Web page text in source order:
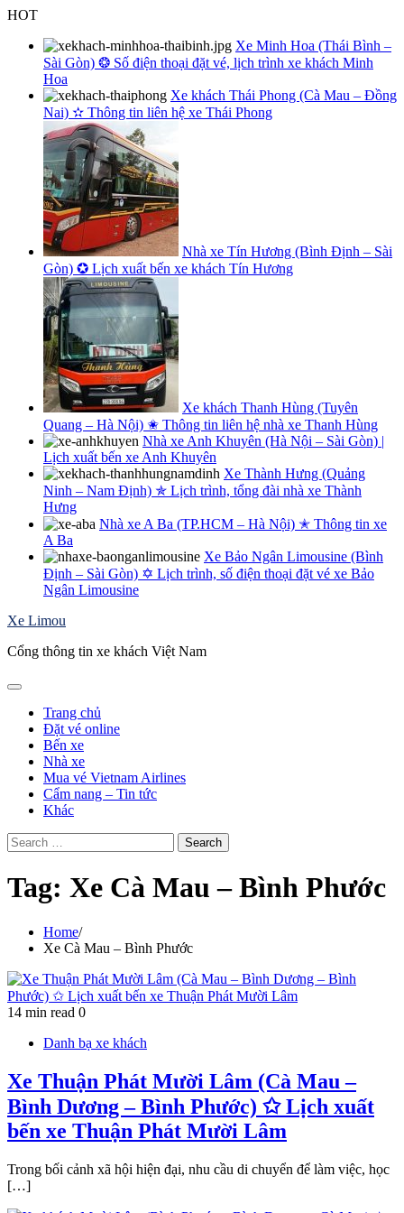
Skip
content
HOT
Xe Minh Hoa (Thái Bình –
Sài Gòn) ❂ Số điện thoại đặt vé, lịch trình xe khách Minh
Hoa
Xe khách Thái Phong (Cà Mau – Đồng
Nai) ✫ Thông tin liên hệ xe Thái Phong
Nhà xe Tín Hương (Bình Định – Sài
Gòn) ✪ Lịch xuất bến xe khách Tín Hương
Xe khách Thanh Hùng (Tuyên
Quang – Hà Nội) ✬ Thông tin liên hệ nhà xe Thanh Hùng
Nhà xe Anh Khuyên (Hà Nội – Sài Gòn) |
Lịch xuất bến xe Anh Khuyên
Xe Thành Hưng (Quảng
Ninh – Nam Định) ✯ Lịch trình, tổng đài nhà xe Thành
Hưng
Nhà xe A Ba (TP.HCM – Hà Nội) ✭ Thông tin xe
A Ba
Xe Bảo Ngân Limousine (Bình
Định – Sài Gòn) ✡ Lịch trình, số điện thoại đặt vé xe Bảo
Ngân Limousine
Xe Limou
Cổng thông tin xe khách Việt Nam
Trang chủ
Đặt vé online
Bến xe
Nhà xe
Mua vé Vietnam Airlines
Cẩm nang – Tin tức
Khác
Search
for:
Tag: Xe Cà Mau – Bình Phước
Home
Xe Cà Mau – Bình Phước
14 min read 0
Danh bạ xe khách
Xe Thuận Phát Mười Lâm (Cà Mau –
Bình Dương – Bình Phước) ✩ Lịch xuất
bến xe Thuận Phát Mười Lâm
Trong bối cảnh xã hội hiện đại, nhu cầu di chuyển để làm việc, học
[…]